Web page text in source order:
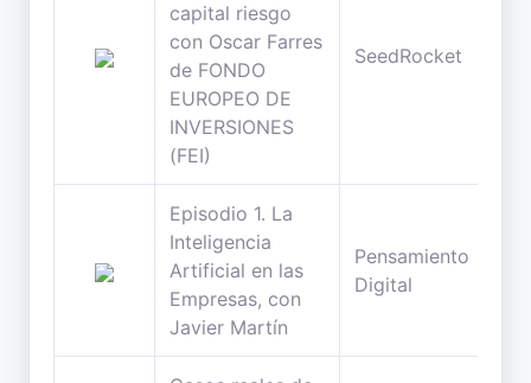
capital riesgo
con Oscar Farres
de FONDO
EUROPEO DE
INVERSIONES
(FEI)
SeedRocket
Episodio 1. La
Inteligencia
Artificial en las
Empresas, con
Javier Martín
Pensamiento
Digital